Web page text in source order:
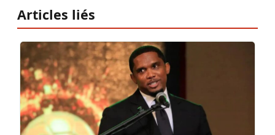
Articles liés